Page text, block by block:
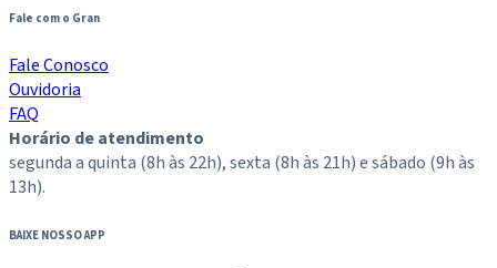
Fale com o Gran
Fale Conosco
Ouvidoria
FAQ
Horário de atendimento
segunda a quinta (8h às 22h), sexta (8h às 21h) e sábado (9h às
13h).
BAIXE NOSSO APP